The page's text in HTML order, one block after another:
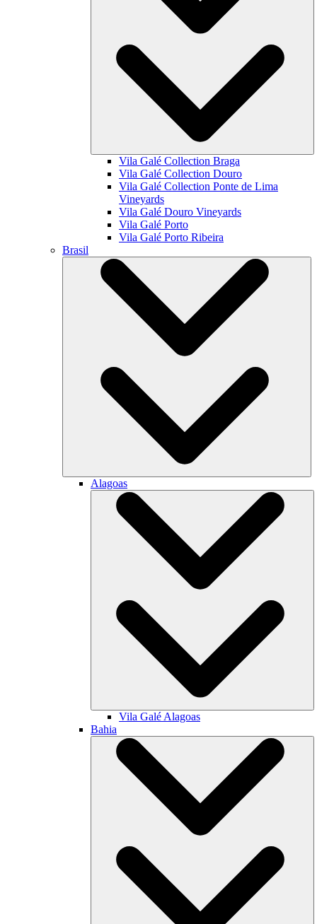
Vila Galé Collection Braga
Vila Galé Collection Douro
Vila Galé Collection Ponte de Lima
Vineyards
Vila Galé Douro Vineyards
Vila Galé Porto
Vila Galé Porto Ribeira
Brasil
Alagoas
Vila Galé Alagoas
Bahia